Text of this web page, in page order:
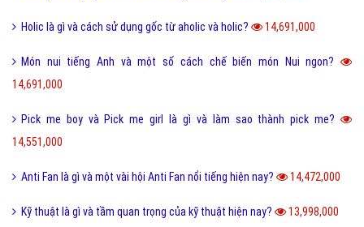
Holic là gì và cách sử dụng gốc từ aholic và holic? 14,691,000
Món nui tiếng Anh và một số cách chế biến món Nui ngon?
14,691,000
Pick me boy và Pick me girl là gì và làm sao thành pick me?
14,551,000
Anti Fan là gì và một vài hội Anti Fan nổi tiếng hiện nay? 14,472,000
Kỹ thuật là gì và tầm quan trọng của kỹ thuật hiện nay? 13,998,000